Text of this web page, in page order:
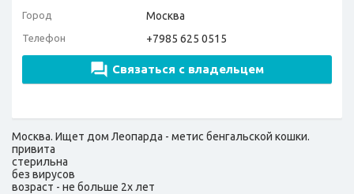
Город Москва
Телефон +7985 625 0515
Связаться с владельцем
Москва. Ищет дом Леопарда - метис бенгальской кошки.
привита
стерильна
без вирусов
возраст - не больше 2х лет